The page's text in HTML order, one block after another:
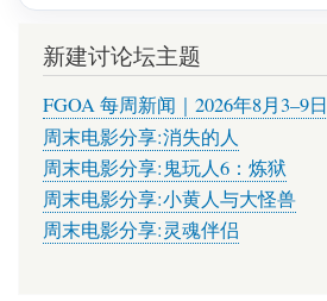
新建讨论坛主题
FGOA 每周新闻｜2026年8月3–9日
周末电影分享:消失的人
周末电影分享:鬼玩人6：炼狱
周末电影分享:小黄人与大怪兽
周末电影分享:灵魂伴侣